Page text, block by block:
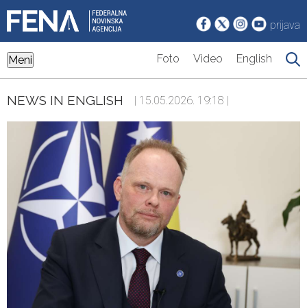
prijava
Meni Foto Video English
NEWS IN ENGLISH | 15.05.2026. 19:18 |